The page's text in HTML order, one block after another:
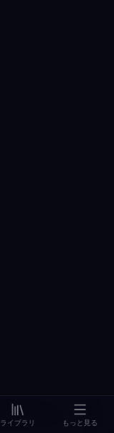
ライブラリ もっと見る